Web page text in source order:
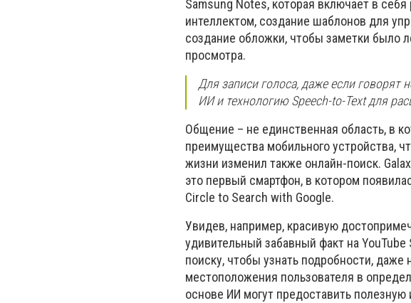
Samsung Notes, которая включает в
интеллектом, создание шаблонов для
создание обложки, чтобы заметки было
просмотра.
Для записи голоса, даже если говорят
ИИ и технологию Speech-to-Text для
Общение – не единственная область, в
преимущества мобильного устройства,
жизни изменил также онлайн-поиск.
это первый смартфон, в котором
Circle to Search with Google.
Увидев, например, красивую
удивительный забавный факт на
поиску, чтобы узнать подробности,
местоположения пользователя в
основе ИИ могут предоставить